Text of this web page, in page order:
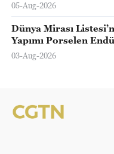
05-Aug-2026
Dünya Mirası
Yapımı Porselen
03-Aug-2026